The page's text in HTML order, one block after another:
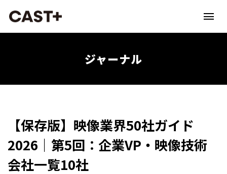
ジャーナル
【保存版】映像業界50社ガイド
2026｜第5回：企業VP・映像技術
会社一覧10社